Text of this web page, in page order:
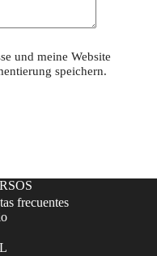
und meine Website
speichern.
frecuentes